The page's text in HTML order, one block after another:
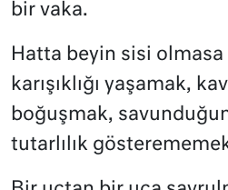
bir vaka.
Hatta beyin sisi
karışıklığı yaşamak,
boğuşmak,
tutarlılık